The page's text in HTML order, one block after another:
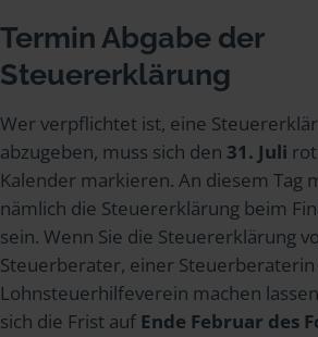
Termin Abgabe der
Steuererklärung
Wer verpflichtet ist, eine
abzugeben, muss sich den 31. Juli
Kalender markieren. An diesem Tag
nämlich die Steuererklärung beim
sein. Wenn Sie die Steuererklärung
Steuerberater, einer
Lohnsteuerhilfeverein machen
sich die Frist auf Ende Februar des